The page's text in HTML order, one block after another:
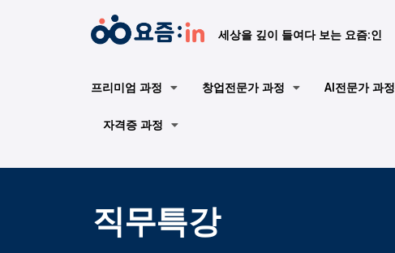
세상을 깊이 들여다 보는 요즘:인
프리미엄 과정 창업전문가 과정 AI전문가 과정
자격증 과정
직무특강